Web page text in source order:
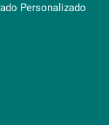
Personalizado